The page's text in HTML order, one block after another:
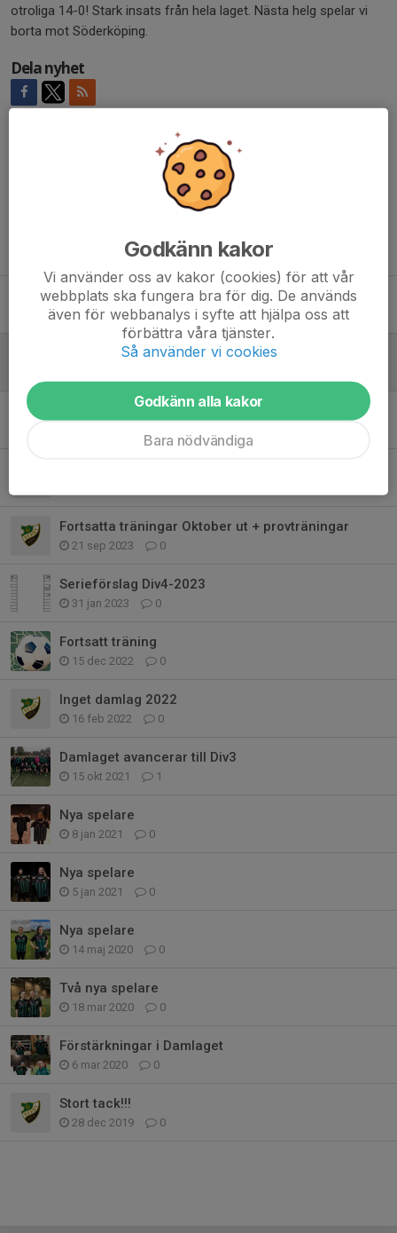
otroliga 14-0! Stark insats från hela laget. Nästa helg spelar vi
borta mot Söderköping.
Dela nyhet
20 maj, 21:06
Underbart foto! Önskar er en härlig säsong
Tidigare nyheter
Serieledning före sommaruppehåll!!!
16 jun, 11:42 0
Hemmapremiär på Karlberg!
Nu är säsongen 2026 äntligen igång!
Fortsatta träningar Oktober ut + provträningar
21 sep 2023 0
Serieförslag Div4-2023
31 jan 2023 0
Fortsatt träning
15 dec 2022 0
Inget damlag 2022
16 feb 2022 0
Damlaget avancerar till Div3
15 okt 2021 1
Nya spelare
8 jan 2021 0
Nya spelare
5 jan 2021 0
Nya spelare
14 maj 2020 0
Två nya spelare
18 mar 2020 0
Förstärkningar i Damlaget
6 mar 2020 0
Stort tack!!!
28 dec 2019 0
Godkänn kakor
Vi använder oss av kakor (cookies) för att vår
webbplats ska fungera bra för dig. De används
även för webbanalys i syfte att hjälpa oss att
förbättra våra tjänster.
Så använder vi cookies
Godkänn alla kakor
Bara nödvändiga